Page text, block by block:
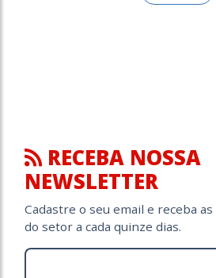
RECEBA NOSSA
NEWSLETTER
Cadastre o seu email e receba
do setor a cada quinze dias.